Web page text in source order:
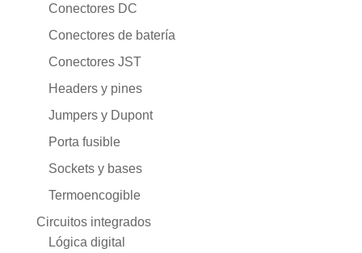
Conectores DC
Conectores de batería
Conectores JST
Headers y pines
Jumpers y Dupont
Porta fusible
Sockets y bases
Termoencogible
Circuitos integrados
Lógica digital